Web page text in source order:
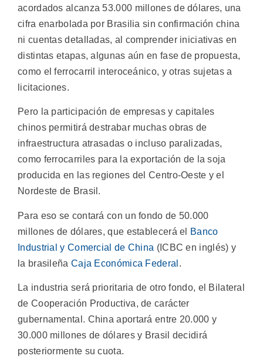
acordados alcanza 53.000 millones de dólares, una
cifra enarbolada por Brasilia sin confirmación china
ni cuentas detalladas, al comprender iniciativas en
distintas etapas, algunas aún en fase de propuesta,
como el ferrocarril interoceánico, y otras sujetas a
licitaciones.
Pero la participación de empresas y capitales
chinos permitirá destrabar muchas obras de
infraestructura atrasadas o incluso paralizadas,
como ferrocarriles para la exportación de la soja
producida en las regiones del Centro-Oeste y el
Nordeste de Brasil.
Para eso se contará con un fondo de 50.000
millones de dólares, que establecerá el
Banco
Industrial y Comercial de China (ICBC en inglés) y
la brasileña Caja Económica Federal .
La industria será prioritaria de otro fondo, el Bilateral
de Cooperación Productiva, de carácter
gubernamental. China aportará entre 20.000 y
30.000 millones de dólares y Brasil decidirá
posteriormente su cuota.